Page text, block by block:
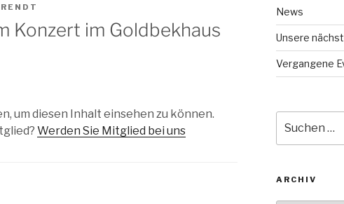
Konzert im Goldbekhaus
um diesen Inhalt einsehen zu können.
Werden Sie Mitglied bei uns
News
Unsere
Vergangene
nach:
ARCHIV